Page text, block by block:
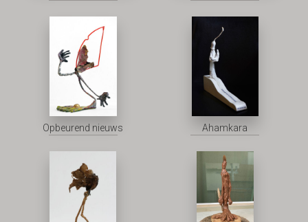
Opbeurend nieuws Ahamkara